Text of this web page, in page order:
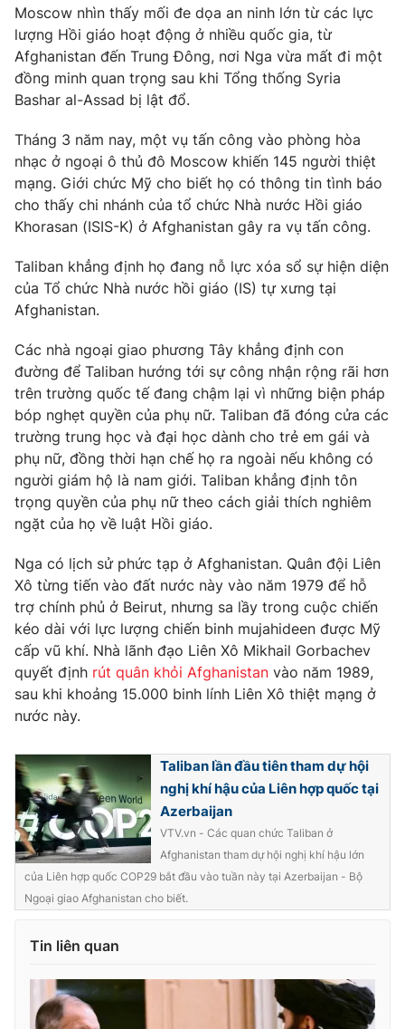
Học trực tuyến
Hitech Công nghệ tương lai
Sản phẩm
Thị trường
Tư vấn
Giao lưu trực tuyến
Lịch phát sóng
Chuyên mục khác
Emagazine Podcast
Video Shorts video
VTV Money VTV Thể thao
VTV Sức khoẻ Bất động sản
Thị trường 24h Tấm lòng Việt
VTV4 Vươn mình bằng AI
VTV9 VTV8
Liên hệ tòa soạn English
THỜI BÁO VTV
Theo dõi báo trên
Cơ quan chủ quản:Đài Truyền hình Việt Nam
Cơ quan báo chí: Thời báo VTV
Giấy phép hoạt động báo in và báo điện tử số 483/GP-BTTTT
Tổng Biên tập:Vũ Thanh Thủy
Nguyễn Trọng Ninh
Tổng đài VTV: 024.38 355 931 - 024.38 355 932
Moscow nhìn thấy mối đe dọa an ninh lớn từ các lực
lượng Hồi giáo hoạt động ở nhiều quốc gia, từ
Afghanistan đến Trung Đông, nơi Nga vừa mất đi một
đồng minh quan trọng sau khi Tổng thống Syria
Bashar al-Assad bị lật đổ.
Tháng 3 năm nay, một vụ tấn công vào phòng hòa
nhạc ở ngoại ô thủ đô Moscow khiến 145 người thiệt
mạng. Giới chức Mỹ cho biết họ có thông tin tình báo
cho thấy chi nhánh của tổ chức Nhà nước Hồi giáo
Khorasan (ISIS-K) ở Afghanistan gây ra vụ tấn công.
Taliban khẳng định họ đang nỗ lực xóa sổ sự hiện diện
của Tổ chức Nhà nước hồi giáo (IS) tự xưng tại
Afghanistan.
Các nhà ngoại giao phương Tây khẳng định con
đường để Taliban hướng tới sự công nhận rộng rãi hơn
trên trường quốc tế đang chậm lại vì những biện pháp
bóp nghẹt quyền của phụ nữ. Taliban đã đóng cửa các
trường trung học và đại học dành cho trẻ em gái và
phụ nữ, đồng thời hạn chế họ ra ngoài nếu không có
người giám hộ là nam giới. Taliban khẳng định tôn
trọng quyền của phụ nữ theo cách giải thích nghiêm
ngặt của họ về luật Hồi giáo.
Nga có lịch sử phức tạp ở Afghanistan. Quân đội Liên
Xô từng tiến vào đất nước này vào năm 1979 để hỗ
trợ chính phủ ở Beirut, nhưng sa lầy trong cuộc chiến
kéo dài với lực lượng chiến binh mujahideen được Mỹ
cấp vũ khí. Nhà lãnh đạo Liên Xô Mikhail Gorbachev
quyết định rút quân khỏi Afghanistan vào năm 1989,
sau khi khoảng 15.000 binh lính Liên Xô thiệt mạng ở
nước này.
Taliban lần đầu tiên tham dự hội
nghị khí hậu của Liên hợp quốc tại
Azerbaijan
VTV.vn - Các quan chức Taliban ở
Afghanistan tham dự hội nghị khí hậu lớn
của Liên hợp quốc COP29 bắt đầu vào tuần này tại Azerbaijan - Bộ
Ngoại giao Afghanistan cho biết.
Tin liên quan